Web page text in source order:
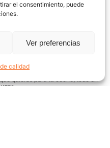
el consentimiento, puede
Ver preferencias
calidad
aquí
quieras para tu coche, todo en